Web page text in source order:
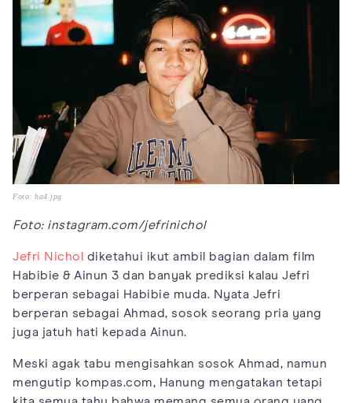
Foto: ha4.jpg
Foto: instagram.com/jefrinichol
Jefri Nichol
diketahui ikut ambil bagian dalam film
Habibie & Ainun 3 dan banyak prediksi kalau Jefri
berperan sebagai Habibie muda. Nyata Jefri
berperan sebagai Ahmad, sosok seorang pria yang
juga jatuh hati kepada Ainun.
Meski agak tabu mengisahkan sosok Ahmad, namun
mengutip kompas.com, Hanung mengatakan tetapi